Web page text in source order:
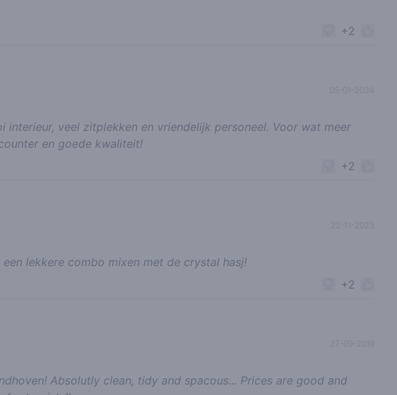
+2
interieur, veel zitplekken en vriendelijk personeel. Voor wat meer
en goede kwaliteit!
+2
22-11-2023
lekkere combo mixen met de crystal hasj!
+2
Absolutly clean, tidy and spacous... Prices are good and